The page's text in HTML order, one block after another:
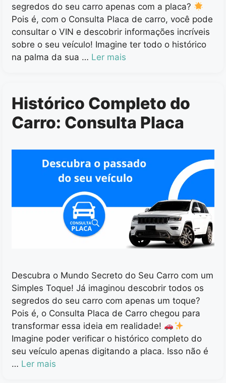
segredos do seu carro apenas com a placa?
Pois é, com o Consulta Placa de carro, você pode
consultar o VIN e descobrir informações incríveis
sobre o seu veículo! Imagine ter todo o histórico
na palma da sua … Ler mais
Histórico Completo do
Carro: Consulta Placa
Descubra o Mundo Secreto do Seu Carro com um
Simples Toque! Já imaginou descobrir todos os
segredos do seu carro com apenas um toque?
Pois é, o Consulta Placa de Carro chegou para
transformar essa ideia em realidade!
Imagine poder verificar o histórico completo do
seu veículo apenas digitando a placa. Isso não é
… Ler mais